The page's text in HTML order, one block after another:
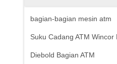
bagian-bagian mesin atm
Suku Cadang ATM Wincor
Diebold Bagian ATM